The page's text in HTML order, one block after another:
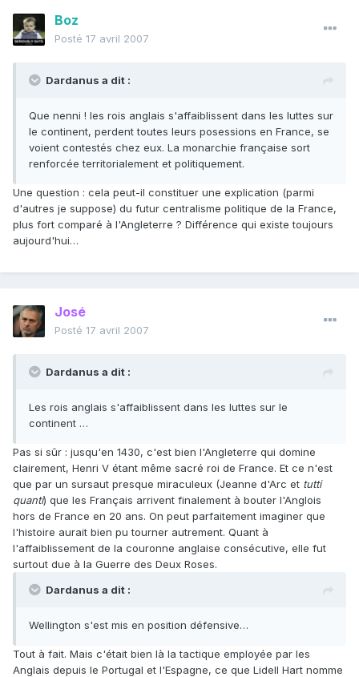
Boz
Posté 17 avril 2007
Dardanus a dit :
Que nenni ! les rois anglais s'affaiblissent dans les luttes sur
le continent, perdent toutes leurs posessions en France, se
voient contestés chez eux. La monarchie française sort
renforcée territorialement et politiquement.
Une question : cela peut-il constituer une explication (parmi
d'autres je suppose) du futur centralisme politique de la France,
plus fort comparé à l'Angleterre ? Différence qui existe toujours
aujourd'hui…
José
Posté 17 avril 2007
Dardanus a dit :
Les rois anglais s'affaiblissent dans les luttes sur le
continent …
Pas si sûr : jusqu'en 1430, c'est bien l'Angleterre qui domine
clairement, Henri V étant même sacré roi de France. Et ce n'est
que par un sursaut presque miraculeux (Jeanne d'Arc et tutti
quanti) que les Français arrivent finalement à bouter l'Anglois
hors de France en 20 ans. On peut parfaitement imaginer que
l'histoire aurait bien pu tourner autrement. Quant à
l'affaiblissement de la couronne anglaise consécutive, elle fut
surtout due à la Guerre des Deux Roses.
Dardanus a dit :
Wellington s'est mis en position défensive…
Tout à fait. Mais c'était bien là la tactique employée par les
Anglais depuis le Portugal et l'Espagne, ce que Lidell Hart nomme